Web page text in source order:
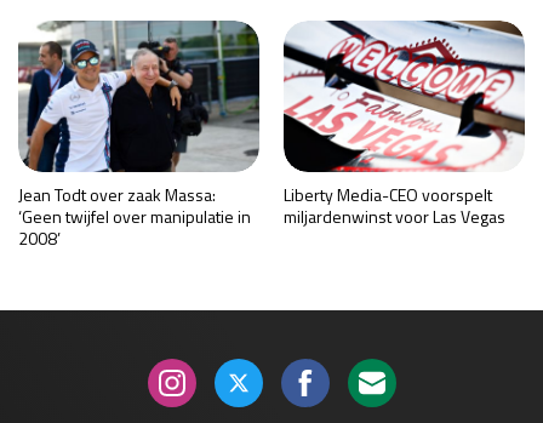
Jean Todt over zaak Massa:
‘Geen twijfel over manipulatie in
2008’
Liberty Media-CEO voorspelt
miljardenwinst voor Las Vegas